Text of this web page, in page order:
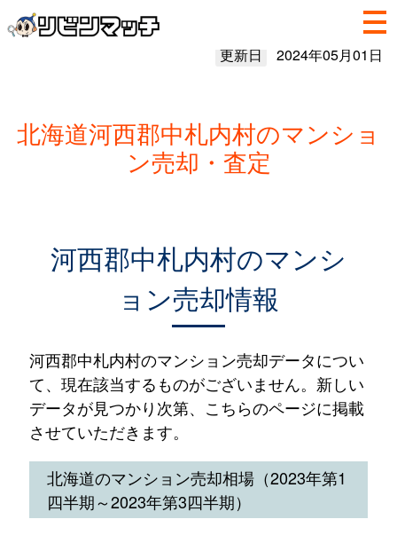
更新日 2024年05月01日
北海道河西郡中札内村のマンショ
ン売却・査定
河西郡中札内村のマンシ
ョン売却情報
河西郡中札内村のマンション売却データについ
て、現在該当するものがございません。新しい
データが見つかり次第、こちらのページに掲載
させていただきます。
北海道のマンション売却相場（2023年第1
四半期～2023年第3四半期）